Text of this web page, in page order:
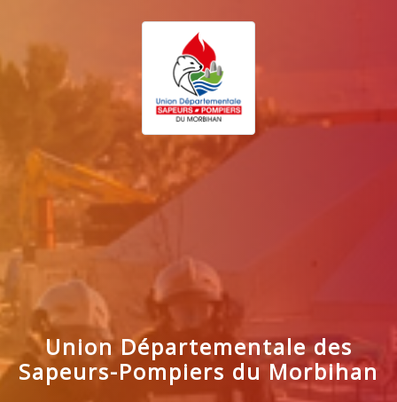
Union Départementale des
Sapeurs-Pompiers du Morbihan